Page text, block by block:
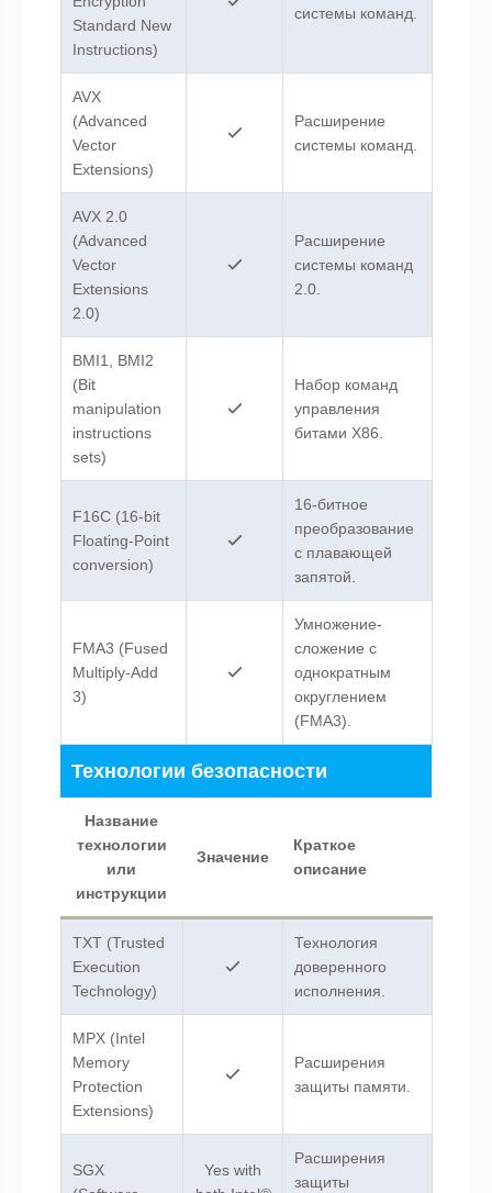
Standard New
Instructions)
системы команд.
AVX
(Advanced
Vector
Extensions)
Расширение
системы команд.
AVX 2.0
(Advanced
Vector
Extensions
2.0)
Расширение
системы команд
2.0.
BMI1, BMI2
(Bit
manipulation
instructions
sets)
Набор команд
управления
битами X86.
F16C (16-bit
Floating-Point
conversion)
16-битное
преобразование
с плавающей
запятой.
FMA3 (Fused
Multiply-Add
3)
Умножение-
сложение с
однократным
округлением
(FMA3).
Технологии безопасности
Название
технологии
или
инструкции
Значение
Краткое
описание
TXT (Trusted
Execution
Technology)
Технология
доверенного
исполнения.
MPX (Intel
Memory
Protection
Extensions)
Расширения
защиты памяти.
SGX
Yes with
Расширения
защиты